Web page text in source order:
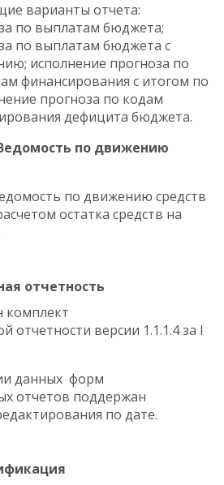
варианты отчета:
по выплатам бюджета;
по выплатам бюджета с
исполнение прогноза по
финансирования с итогом по
прогноза по кодам
дефицита бюджета.
по движению
по движению средств
остатка средств на
отчетность
комплект
отчетности версии 1.1.1.4 за I
данных форм
отчетов поддержан
по дате.